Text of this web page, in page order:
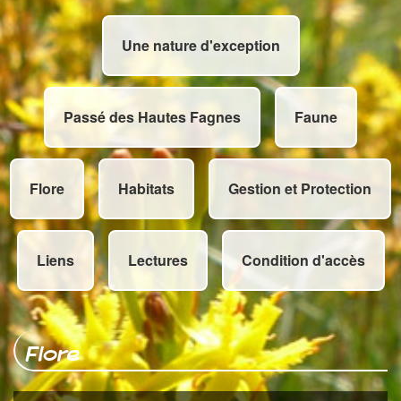
Une nature d'exception
Passé des Hautes Fagnes Faune
Flore Habitats Gestion et Protection
Liens Lectures Condition d'accès
Flore